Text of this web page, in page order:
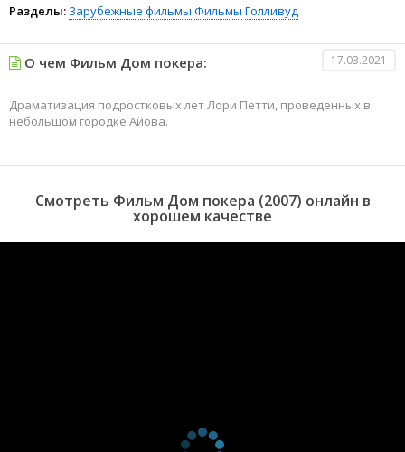
Разделы: Зарубежные фильмы Фильмы Голливуд
О чем Фильм Дом покера: 17.03.2021
Драматизация подростковых лет Лори Петти, проведенных в
небольшом городке Айова.
Смотреть Фильм Дом покера (2007) онлайн в
хорошем качестве